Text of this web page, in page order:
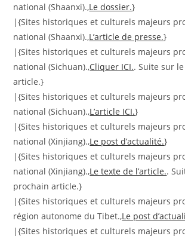
national (Shaanxi).,Le dossier.}
|{Sites historiques et culturels majeurs
national (Shaanxi).,L’article de presse.}
|{Sites historiques et culturels majeurs
national (Sichuan).,Cliquer ICI.. Suite sur
article.}
|{Sites historiques et culturels majeurs
national (Sichuan).,L’article ICI.}
|{Sites historiques et culturels majeurs
national (Xinjiang).,Le post d’actualité.}
|{Sites historiques et culturels majeurs
national (Xinjiang).,Le texte de l’article..
prochain article.}
|{Sites historiques et culturels majeurs
région autonome du Tibet.,Le post
|{Sites historiques et culturels majeurs